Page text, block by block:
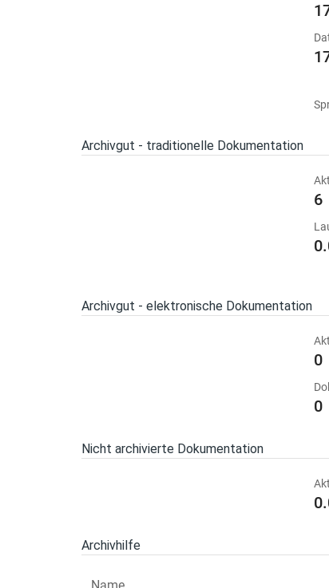
Archivgut - traditionelle Dokumentation
6
Archivgut - elektronische Dokumentation
0
0
Nicht archivierte Dokumentation
Archivhilfe